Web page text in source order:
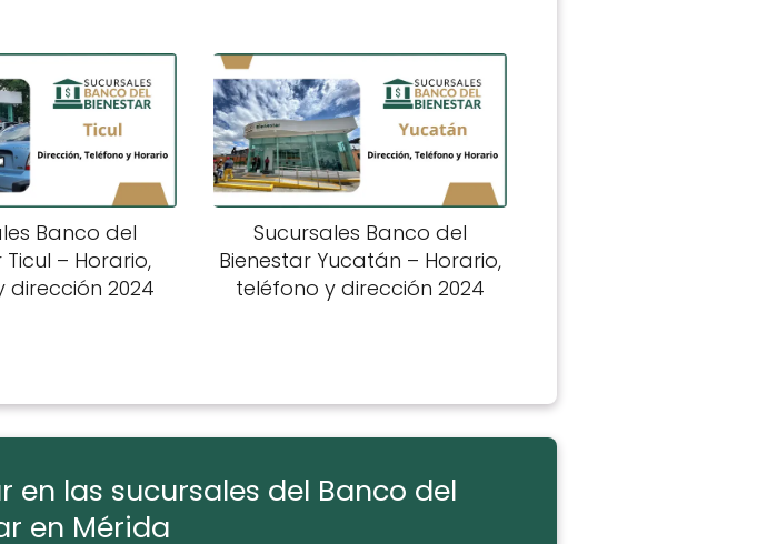
Banco del
– Horario,
dirección 2024
Sucursales Banco del
Bienestar Yucatán – Horario,
teléfono y dirección 2024
en las sucursales del Banco del
en Mérida